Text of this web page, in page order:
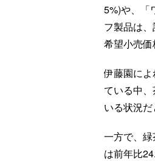
5%)や、「
フ製品は
希望小売価
伊藤園に
ている中
いる状況だ
一方で、
は前年比